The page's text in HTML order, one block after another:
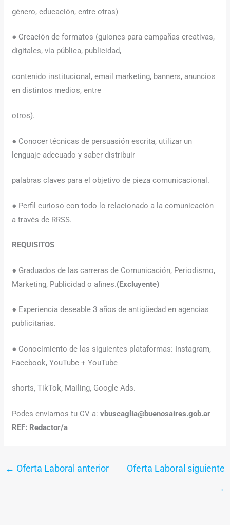
género, educación, entre otras)
● Creación de formatos (guiones para campañas creativas,
digitales, vía pública, publicidad,
contenido institucional, email marketing, banners, anuncios
en distintos medios, entre
otros).
● Conocer técnicas de persuasión escrita, utilizar un
lenguaje adecuado y saber distribuir
palabras claves para el objetivo de pieza comunicacional.
● Perfil curioso con todo lo relacionado a la comunicación
a través de RRSS.
REQUISITOS
● Graduados de las carreras de Comunicación, Periodismo,
Marketing, Publicidad o afines.(Excluyente)
● Experiencia deseable 3 años de antigüedad en agencias
publicitarias.
● Conocimiento de las siguientes plataformas: Instagram,
Facebook, YouTube + YouTube
shorts, TikTok, Mailing, Google Ads.
Podes enviarnos tu CV a: vbuscaglia@buenosaires.gob.ar
REF: Redactor/a
← Oferta Laboral anterior
Oferta Laboral siguiente
→